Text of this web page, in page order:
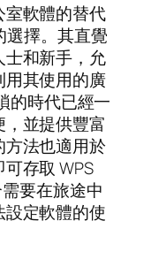
軟體的替代
選擇。其直覺
和新手，允
其使用的廣
的時代已經一
並提供豐富
法也適用於
存取 WPS
要在旅途中
定軟體的使